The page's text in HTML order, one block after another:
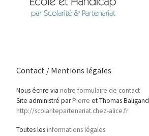
Contact / Mentions légales
Nous écrire via notre formulaire de contact
Site administré parPierre et Thomas Baligand
http://scolaritepartenariat.chez-alice.fr
Toutes les informations légales